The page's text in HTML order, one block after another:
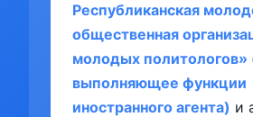
Республиканская
общественная
молодых политологов»
выполняющее функции
иностранного агента) и